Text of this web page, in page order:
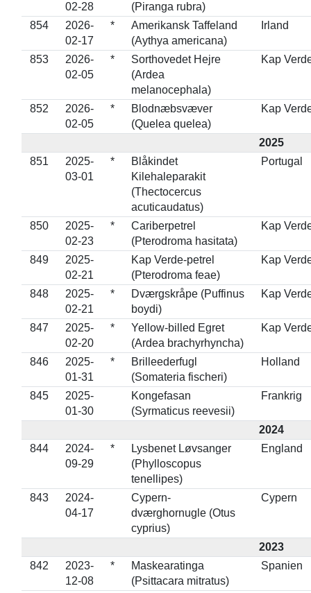
02-28
(Piranga rubra)
854
2026-
02-17
*
Amerikansk Taffeland
(Aythya americana)
Irland
853
2026-
02-05
*
Sorthovedet Hejre
(Ardea
melanocephala)
Kap
852
2026-
02-05
*
Blodnæbsvæver
(Quelea quelea)
Kap
2025
851
2025-
03-01
*
Blåkindet
Kilehaleparakit
(Thectocercus
acuticaudatus)
Portugal
850
2025-
02-23
*
Cariberpetrel
(Pterodroma hasitata)
Kap
849
2025-
02-21
Kap Verde-petrel
(Pterodroma feae)
Kap
848
2025-
02-21
*
Dværgskråpe (Puffinus
boydi)
Kap
847
2025-
02-20
*
Yellow-billed Egret
(Ardea brachyrhyncha)
Kap
846
2025-
01-31
*
Brilleederfugl
(Somateria fischeri)
Holland
845
2025-
01-30
Kongefasan
(Syrmaticus reevesii)
Frankrig
2024
844
2024-
09-29
*
Lysbenet Løvsanger
(Phylloscopus
tenellipes)
England
843
2024-
04-17
Cypern-
dværghornugle (Otus
cyprius)
Cypern
2023
842
2023-
12-08
*
Maskearatinga
(Psittacara mitratus)
Spanien